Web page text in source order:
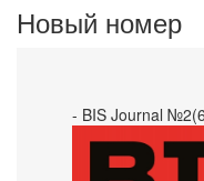
Новый номер
- BIS Journal